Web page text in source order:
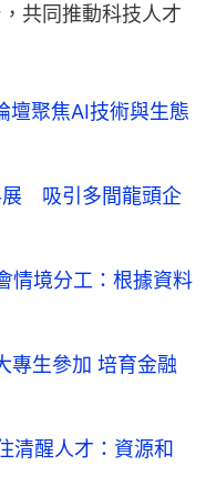
共同推動科技人才
聚焦AI技術與生態
展 吸引多間龍頭企
境分工：根據資料
專生參加 培育金融
清醒人才：資源和